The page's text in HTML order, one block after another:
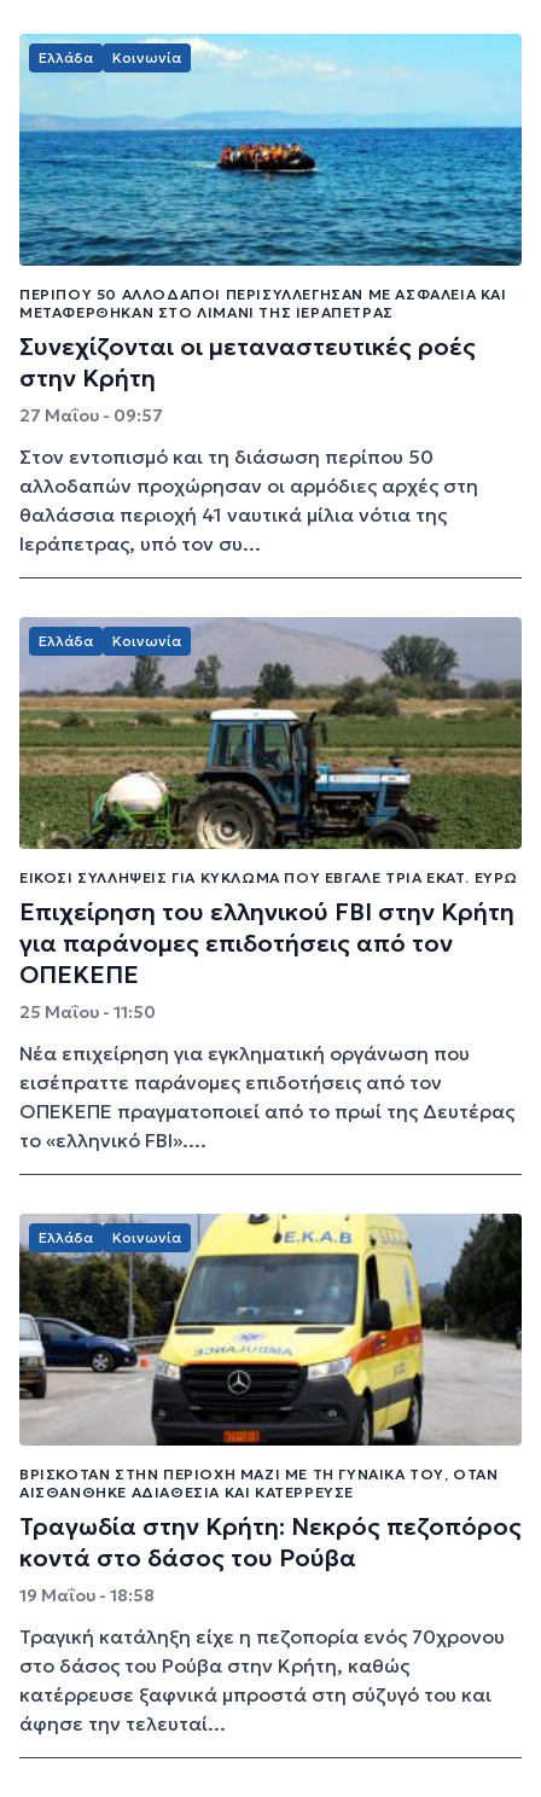
Ελλάδα Κοινωνία
ΠΕΡΊΠΟΥ 50 ΑΛΛΟΔΑΠΟΊ ΠΕΡΙΣΥΛΛΈΓΗΣΑΝ ΜΕ ΑΣΦΆΛΕΙΑ ΚΑΙ
ΜΕΤΑΦΈΡΘΗΚΑΝ ΣΤΟ ΛΙΜΆΝΙ ΤΗΣ ΙΕΡΆΠΕΤΡΑΣ
Συνεχίζονται οι μεταναστευτικές ροές
στην Κρήτη
27 Μαΐου - 09:57
Στον εντοπισμό και τη διάσωση περίπου 50
αλλοδαπών προχώρησαν οι αρμόδιες αρχές στη
θαλάσσια περιοχή 41 ναυτικά μίλια νότια της
Ιεράπετρας, υπό τον συ...
Ελλάδα Κοινωνία
ΕΊΚΟΣΙ ΣΥΛΛΉΨΕΙΣ ΓΙΑ ΚΎΚΛΩΜΑ ΠΟΥ ΈΒΓΑΛΕ ΤΡΊΑ ΕΚΑΤ. ΕΥΡΏ
Επιχείρηση του ελληνικού FBI στην Κρήτη
για παράνομες επιδοτήσεις από τον
ΟΠΕΚΕΠΕ
25 Μαΐου - 11:50
Νέα επιχείρηση για εγκληματική οργάνωση που
εισέπραττε παράνομες επιδοτήσεις από τον
ΟΠΕΚΕΠΕ πραγματοποιεί από το πρωί της Δευτέρας
το «ελληνικό FBI»....
Ελλάδα Κοινωνία
ΒΡΙΣΚΌΤΑΝ ΣΤΗΝ ΠΕΡΙΟΧΉ ΜΑΖΊ ΜΕ ΤΗ ΓΥΝΑΊΚΑ ΤΟΥ, ΌΤΑΝ
ΑΙΣΘΆΝΘΗΚΕ ΑΔΙΑΘΕΣΊΑ ΚΑΙ ΚΑΤΈΡΡΕΥΣΕ
Τραγωδία στην Κρήτη: Νεκρός πεζοπόρος
κοντά στο δάσος του Ρούβα
19 Μαΐου - 18:58
Τραγική κατάληξη είχε η πεζοπορία ενός 70χρονου
στο δάσος του Ρούβα στην Κρήτη, καθώς
κατέρρευσε ξαφνικά μπροστά στη σύζυγό του και
άφησε την τελευταί...